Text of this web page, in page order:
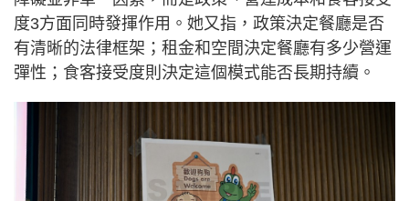
度3方面同時發揮作用。她又指，政策決定餐廳是否
有清晰的法律框架；租金和空間決定餐廳有多少營運
彈性；食客接受度則決定這個模式能否長期持續。